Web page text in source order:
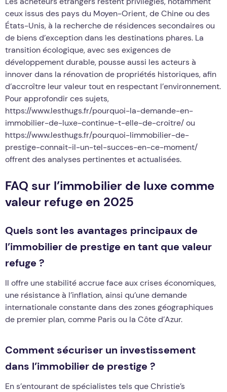
ceux issus des pays du Moyen-Orient, de Chine ou des
États-Unis, à la recherche de résidences secondaires ou
de biens d’exception dans les destinations phares. La
transition écologique, avec ses exigences de
développement durable, pousse aussi les acteurs à
innover dans la rénovation de propriétés historiques, afin
d’accroître leur valeur tout en respectant l’environnement.
Pour approfondir ces sujets,
https://www.lesthugs.fr/pourquoi-la-demande-en-
immobilier-de-luxe-continue-t-elle-de-croitre/ ou
https://www.lesthugs.fr/pourquoi-limmobilier-de-
prestige-connait-il-un-tel-succes-en-ce-moment/
offrent des analyses pertinentes et actualisées.
FAQ sur l’immobilier de luxe comme
valeur refuge en 2025
Quels sont les avantages principaux de
l’immobilier de prestige en tant que valeur
refuge ?
Il offre une stabilité accrue face aux crises économiques,
une résistance à l’inflation, ainsi qu’une demande
internationale constante dans des zones géographiques
de premier plan, comme Paris ou la Côte d’Azur.
Comment sécuriser un investissement
dans l’immobilier de prestige ?
En s’entourant de spécialistes tels que Christie’s